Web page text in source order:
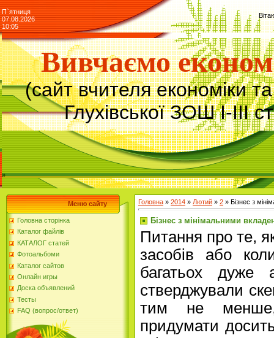
П`ятниця
07.08.2026
10:05
Вивчаємо
(сайт вчителя економіки
Глухівської ЗОШ І-ІІІ
»
Меню сайту
Головна сторінка
Каталог файлів
КАТАЛОГ статей
Фотоальбоми
Каталог сайтов
Онлайн игры
Доска объявлений
Тесты
FAQ (вопрос/ответ)
Головна » 2014 » Лютий » 2 » Бізнес з
Бізнес з мінімальними
Питання про те,
засобів або
багатьох
стверджували
тим не
придумати